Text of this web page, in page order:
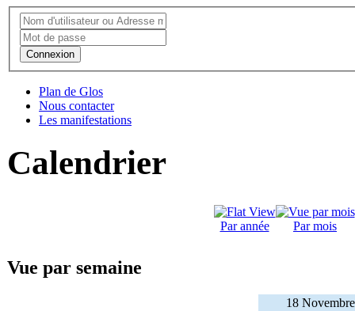
Connexion
Plan de Glos
Nous contacter
Les manifestations
Calendrier
Par année Par mois
Vue par semaine
18